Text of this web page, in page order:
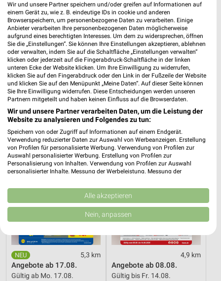
5,3 km
Angebote ab 10.08.
Gültig bis Sa. 15.08.
4,9 km
Angebote ab 08.08.
Gültig bis Sa. 15.08.
Lidl
5,3 km
Angebote ab 17.08.
Gültig ab Mo. 17.08.
toom Baumarkt
4,9 km
Angebote ab 08.08.
Gültig bis Fr. 14.08.
Wir und unsere Partner speichern und/oder greifen auf Informationen auf
einem Gerät zu, wie z. B. eindeutige IDs in cookie und anderen
Browserspeichern, um personenbezogene Daten zu verarbeiten. Einige
Anbieter verarbeiten Ihre personenbezogenen Daten möglicherweise
aufgrund eines berechtigten Interesses. Um dem zu widersprechen, öffnen
Sie die „Einstellungen“. Sie können Ihre Einstellungen akzeptieren, ablehnen
oder verwalten, indem Sie auf die Schaltfläche „Einstellungen verwalten“
klicken oder jederzeit auf die Fingerabdruck-Schaltfläche in der linken
unteren Ecke der Website klicken. Um Ihre Einwilligung zu widerrufen,
klicken Sie auf den Fingerabdruck oder den Link in der Fußzeile der Website
und klicken Sie auf den Menüpunkt „Meine Daten“. Auf dieser Seite können
Sie Ihre Einwilligung widerrufen. Diese Entscheidungen werden unseren
Partnern mitgeteilt und haben keinen Einfluss auf die Browserdaten.
Wir und unsere Partner verarbeiten Daten, um die Leistung der
Website zu analysieren und Folgendes zu tun:
Speichern von oder Zugriff auf Informationen auf einem Endgerät.
Verwendung reduzierter Daten zur Auswahl von Werbeanzeigen. Erstellung
von Profilen für personalisierte Werbung. Verwendung von Profilen zur
Auswahl personalisierter Werbung. Erstellung von Profilen zur
Personalisierung von Inhalten. Verwendung von Profilen zur Auswahl
personalisierter Inhalte. Messung der Werbeleistung. Messung der
Kombinationen von Daten aus verschiedenen Quellen. Entwicklung und
Verbesserung der Angebote. Verwendung reduzierter Daten zur Auswahl
von Inhalten.
Daten können außerhalb der Europäischen Union weitergegeben und in die
Website/App.
Partnerliste anzeigen (1 IAB-Anbieter)
Wir nutzen Ihre Daten für folgende Zwecke:
IAB-Verarbeitungszwecke:
Alle akzeptieren
Nein, anpassen